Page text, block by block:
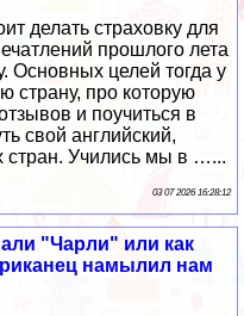
делать страховку для
прошлого лета
Основных целей тогда у
страну, про которую
и поучиться в
свой английский,
стран. Учились мы в …...
03 07 2026 16:28:12
"Чарли" или как
намылил нам